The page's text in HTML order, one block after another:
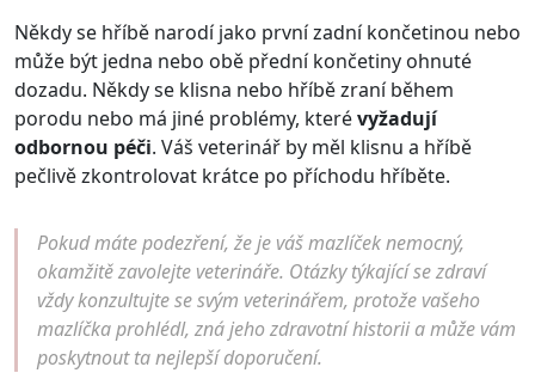
Někdy se hříbě narodí jako první zadní končetinou nebo
může být jedna nebo obě přední končetiny ohnuté
dozadu. Někdy se klisna nebo hříbě zraní během
porodu nebo má jiné problémy, kterévyžadují
odbornou péči. Váš veterinář by měl klisnu a hříbě
pečlivě zkontrolovat krátce po příchodu hříběte.
Pokud máte podezření, že je váš mazlíček nemocný,
okamžitě zavolejte veterináře. Otázky týkající se zdraví
vždy konzultujte se svým veterinářem, protože vašeho
mazlíčka prohlédl, zná jeho zdravotní historii a může vám
poskytnout ta nejlepší doporučení.